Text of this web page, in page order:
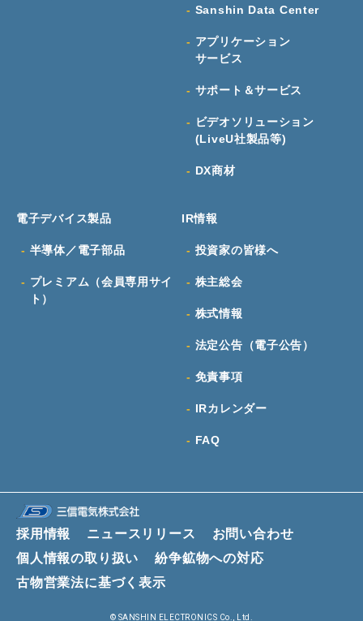
Sanshin Data Center
アプリケーション
サービス
サポート＆サービス
ビデオソリューション
(LiveU社製品等)
DX商材
電子デバイス製品
半導体／電子部品
プレミアム（会員専用サイ
ト）
IR情報
投資家の皆様へ
株主総会
株式情報
法定公告（電子公告）
免責事項
IRカレンダー
FAQ
採用情報 ニュースリリース
お問い合わせ
個人情報の取り扱い
紛争鉱物への対応
古物営業法に基づく表示
© SANSHIN ELECTRONICS Co., Ltd.